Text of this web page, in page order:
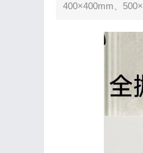
400×400mm、